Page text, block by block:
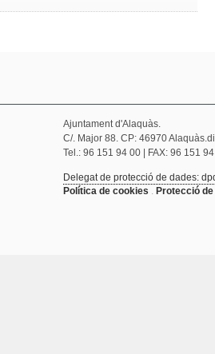
Ajuntament d'Alaquàs.
C/. Major 88. CP: 46970
Tel.: 96 151 94 00 | FAX: 96 151
Delegat de protecció de dades:
Política de cookies . Protecció